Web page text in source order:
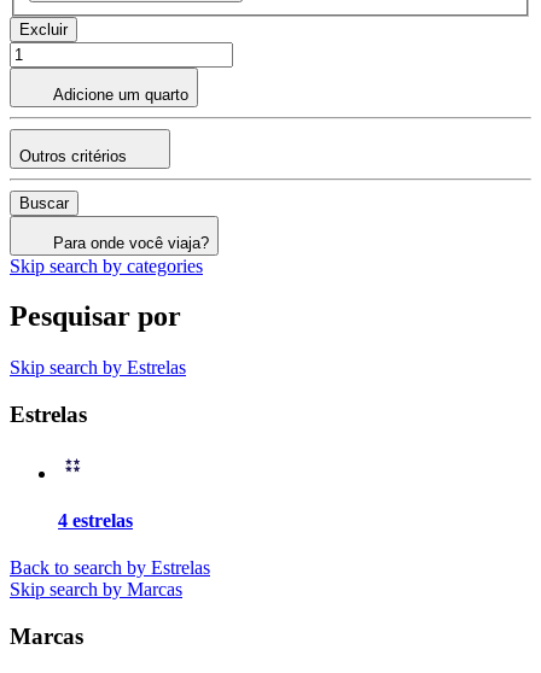
Excluir
Adicione um quarto
Outros critérios
Buscar
Para onde você viaja?
Skip search by categories
Pesquisar por
Skip search by Estrelas
Estrelas
4 estrelas
Back to search by Estrelas
Skip search by Marcas
Marcas